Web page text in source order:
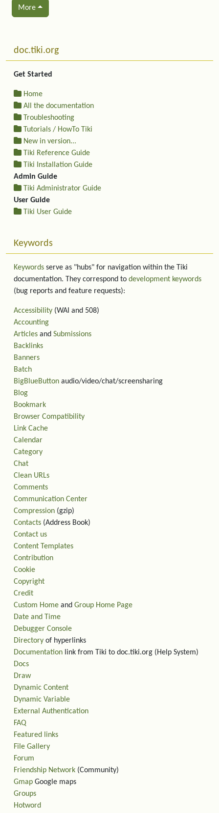
More
More content and functionality (left side)
doc.tiki.org
Get Started
Home
All the documentation
Troubleshooting
Tutorials / HowTo Tiki
New in version...
Tiki Reference Guide
Tiki Installation Guide
Admin Guide
Tiki Administrator Guide
User Guide
Tiki User Guide
Keywords
Keywords serve as "hubs" for navigation within the Tiki
documentation. They correspond to development keywords
(bug reports and feature requests):
Accessibility (WAI and 508)
Accounting
Articles and Submissions
Backlinks
Banners
Batch
BigBlueButton audio/video/chat/screensharing
Blog
Bookmark
Browser Compatibility
Link Cache
Calendar
Category
Chat
Clean URLs
Comments
Communication Center
Compression (gzip)
Contacts (Address Book)
Contact us
Content Templates
Contribution
Cookie
Copyright
Credit
Custom Home and Group Home Page
Date and Time
Debugger Console
Directory of hyperlinks
Documentation link from Tiki to doc.tiki.org (Help System)
Docs
Draw
Dynamic Content
Dynamic Variable
External Authentication
FAQ
Featured links
File Gallery
Forum
Friendship Network (Community)
Gmap Google maps
Groups
Hotword